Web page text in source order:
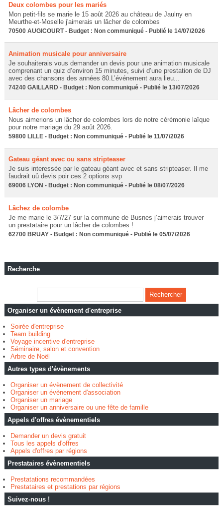
Deux colombes pour les mariés
Mon petit-fils se marie le 15 août 2026 au château de Jaulny en
Meurthe-et-Moselle j'aimerais un lâcher de colombes
70500 AUGICOURT - Budget : Non communiqué - Publié le 14/07/2026
Animation musicale pour anniversaire
Je souhaiterais vous demander un devis pour une animation musicale
comprenant un quiz d’environ 15 minutes, suivi d’une prestation de DJ
avec des chansons des années 80.L’événement aura lieu...
74240 GAILLARD - Budget : Non communiqué - Publié le 13/07/2026
Lâcher de colombes
Nous aimerions un lâcher de colombes lors de notre cérémonie laïque
pour notre mariage du 29 août 2026.
59800 LILLE - Budget : Non communiqué - Publié le 11/07/2026
Gateau géant avec ou sans stripteaser
Je suis interessée par le gateau géant avec et sans stripteaser. Il me
faudrait uû devis poir ces 2 options svp
69006 LYON - Budget : Non communiqué - Publié le 08/07/2026
Lâchez de colombe
Je me marie le 3/7/27 sur la commune de Busnes j’aimerais trouver
un prestataire pour un lâcher de colombes !
62700 BRUAY - Budget : Non communiqué - Publié le 05/07/2026
Recherche
Organiser un évènement d'entreprise
Soirée d'entreprise
Team building
Voyage incentive d'entreprise
Séminaire, salon et convention
Arbre de Noël
Autres types d'évènements
Organiser un évènement de collectivité
Organiser un évènement d'association
Organiser un mariage
Organiser un anniversaire ou une fête de famille
Appels d'offres évènementiels
Demander un devis gratuit
Tous les appels d'offres
Appels d'offres par régions
Prestataires évènementiels
Prestatations recommandées
Prestataires et prestations par régions
Suivez-nous !